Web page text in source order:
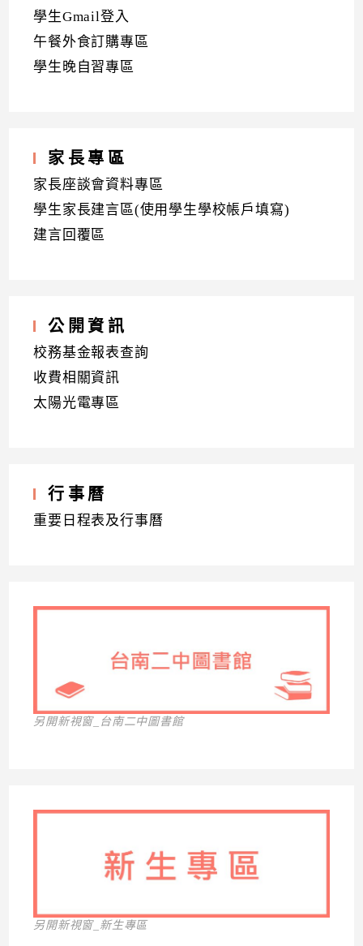
學生Gmail登入
午餐外食訂購專區
學生晚自習專區
家長專區
家長座談會資料專區
學生家長建言區(使用學生學校帳戶填寫)
建言回覆區
公開資訊
校務基金報表查詢
收費相關資訊
太陽光電專區
行事曆
重要日程表及行事曆
另開新視窗_台南二中圖書館
另開新視窗_新生專區